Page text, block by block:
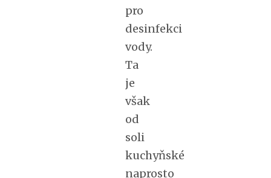
pro
desinfekci
vody.
Ta
je
však
od
soli
kuchyňské
naprosto